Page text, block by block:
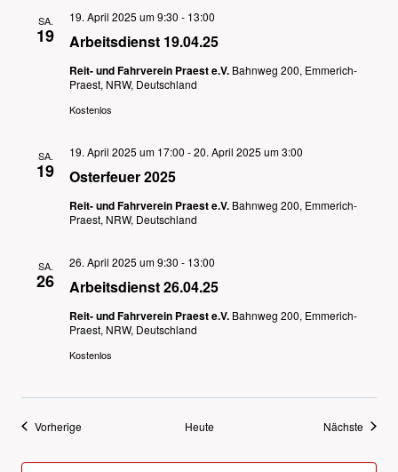
SA.
19 Arbeitsdienst 19.04.25
19. April 2025 um 9:30 - 13:00
Reit- und Fahrverein Praest e.V. Bahnweg 200, Emmerich-
Praest, NRW, Deutschland
Kostenlos
SA.
19 Osterfeuer 2025
19. April 2025 um 17:00 -20. April 2025 um 3:00
Reit- und Fahrverein Praest e.V. Bahnweg 200, Emmerich-
Praest, NRW, Deutschland
SA.
26 Arbeitsdienst 26.04.25
26. April 2025 um 9:30 - 13:00
Reit- und Fahrverein Praest e.V. Bahnweg 200, Emmerich-
Praest, NRW, Deutschland
Kostenlos
VorherigeVeranstaltungen Heute Nächste